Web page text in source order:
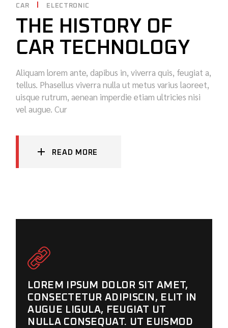
CAR ELECTRONIC
THE HISTORY OF
CAR TECHNOLOGY
Aliquam lorem ante, dapibus in, viverra quis, feugiat a,
tellus. Phasellus viverra nulla ut metus varius laoreet,
uisque rutrum, aenean imperdie etiam ultricies nisi
vel augue. Cur
READ MORE
LOREM IPSUM DOLOR SIT AMET,
CONSECTETUR ADIPISCIN, ELIT IN
AUGUE LIGULA, FEUGIAT UT
NULLA CONSEQUAT. UT EUISMOD